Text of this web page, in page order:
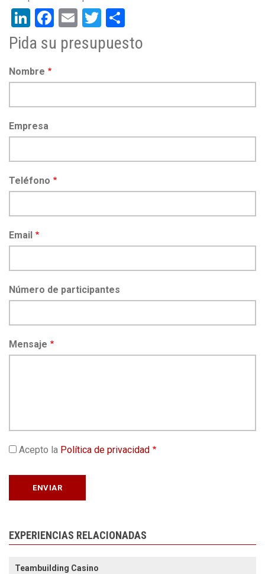
LinkedIn
Facebook
EmailTwitter
Pida su presupuesto
Nombre
Empresa
Teléfono
Email
Número de participantes
Mensaje
Acepto la Política de privacidad
EXPERIENCIAS RELACIONADAS
Teambuilding Casino